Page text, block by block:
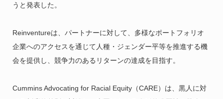
うと発表した。
Reinventureは、パートナーに対して、多様なポートフォリオ
企業へのアクセスを通じて人種・ジェンダー平等を推進する機
会を提供し、競争力のあるリターンの達成を目指す。
Cummins Advocating for Racial Equity（CARE）は、黒人に対